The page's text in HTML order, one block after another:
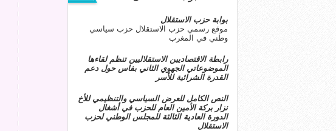
بوابة حزب الاستقلال
موقع رسمي حزب الاستقلال حزب سياسي
وطني في المغرب
رابطة الاقتصاديين الاستقلاليين تنظم لقاءها
الموضوعاتي الجهوي الثاني بفاس حول دعم
القدرة الشرائية للأسر
النص الكامل للعرض السياسي والتنظيمي للأخ
نزار بركة الأمين العام للحزب في أشغال
الدورة العادية الثالثة للمجلس الوطني لحزب
الاستقلال